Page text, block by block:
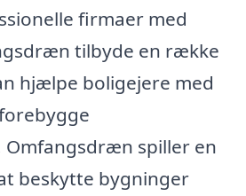
firmaer med
tilbyde en række
hjælpe boligejere med
Omfangsdræn spiller en
beskytte bygninger